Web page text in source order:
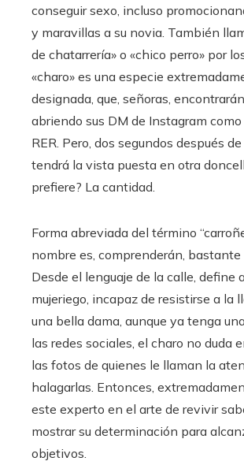
conseguir sexo, incluso
y maravillas a su novia. También
de chatarrería» o «chico perro» por
«charo» es una especie
designada, que, señoras,
abriendo sus DM de Instagram
RER. Pero, dos segundos después
tendrá la vista puesta en otra
prefiere? La cantidad.
Forma abreviada del término
nombre es, comprenderán, bastante
Desde el lenguaje de la calle, define
mujeriego, incapaz de resistirse a la
una bella dama, aunque ya tenga
las redes sociales, el charo no duda
las fotos de quienes le llaman la
halagarlas. Entonces,
este experto en el arte de revivir
mostrar su determinación para
objetivos.